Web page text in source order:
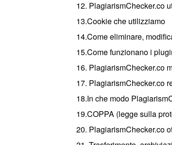
12. PlagiarismChecker.co
13.Cookie che utilizziamo
14.Come eliminare,
15.Come funzionano i
16. PlagiarismChecker.co
17. PlagiarismChecker.co
18.In che modo
19.COPPA (legge sulla
20. PlagiarismChecker.co